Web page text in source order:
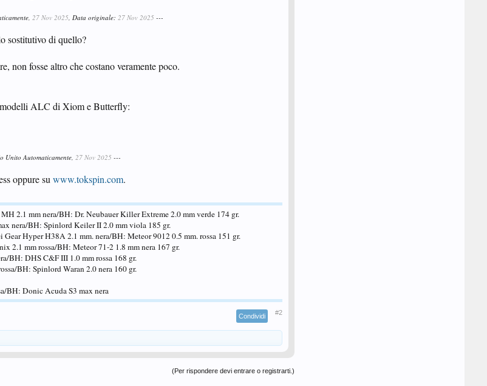
27 Nov 2025, Data originale: 27 Nov 2025 ---
sostitutivo di quello?
non fosse altro che costano veramente poco.
modelli ALC di Xiom e Butterfly:
Unito Automaticamente, 27 Nov 2025 ---
oppure su www.tokspin.com.
2.1 mm nera/BH: Dr. Neubauer Killer Extreme 2.0 mm verde 174 gr.
nera/BH: Spinlord Keiler II 2.0 mm viola 185 gr.
Hyper H38A 2.1 mm. nera/BH: Meteor 9012 0.5 mm. rossa 151 gr.
2.1 mm rossa/BH: Meteor 71-2 1.8 mm nera 167 gr.
BH: DHS C&F III 1.0 mm rossa 168 gr.
BH: Spinlord Waran 2.0 nera 160 gr.
BH: Donic Acuda S3 max nera
Condividi #2
(Per rispondere devi entrare o registrarti.)